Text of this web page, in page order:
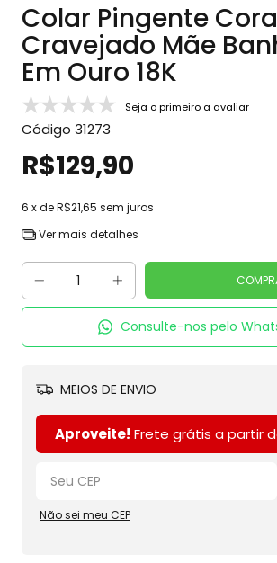
Colar Pingente
Cravejado Mãe
Em Ouro 18K
Seja o primeiro a avaliar
Código 31273
R$129,90
6 x deR$21,65 sem juros
Ver mais detalhes
Consulte-nos pelo
MEIOS DE ENVIO
Aproveite! Frete grátis a partir
Não sei meu CEP